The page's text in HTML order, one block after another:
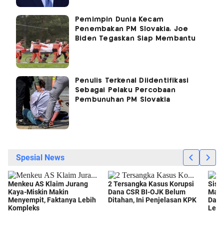
Pemimpin Dunia Kecam
Penembakan PM Slovakia, Joe
Biden Tegaskan Siap Membantu
Penulis Terkenal Diidentifikasi
Sebagai Pelaku Percobaan
Pembunuhan PM Slovakia